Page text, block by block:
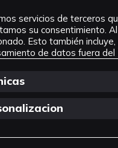
servicios de terceros
su consentimiento.
Esto también
de datos fuera del